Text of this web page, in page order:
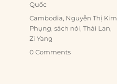
Quốc
Tags
Cambodia, Nguyễn Thị Kim
Phụng,sách nói,Thái Lan,
Zi Yang
0 Comments